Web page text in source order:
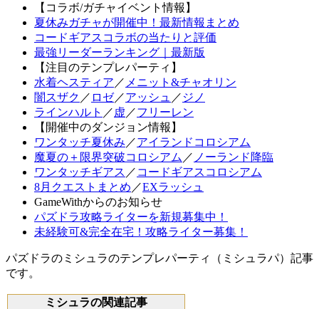
【コラボ/ガチャイベント情報】
夏休みガチャが開催中！最新情報まとめ
コードギアスコラボの当たりと評価
最強リーダーランキング｜最新版
【注目のテンプレパーティ】
水着ヘスティア ／ メニット&チャオリン
闇スザク ／ ロゼ／アッシュ ／ ジノ
ラインハルト ／ 虚 ／フリーレン
【開催中のダンジョン情報】
ワンタッチ夏休み ／アイランドコロシアム
魔夏の＋限界突破コロシアム ／ ノーランド降臨
ワンタッチギアス ／ コードギアスコロシアム
8月クエストまとめ ／EXラッシュ
GameWithからのお知らせ
パズドラ攻略ライターを新規募集中！
未経験可&完全在宅！攻略ライター募集！
パズドラのミシュラのテンプレパーティ（ミシュラパ）記事
です。
ミシュラの関連記事